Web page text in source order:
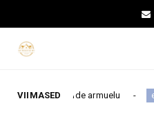
VIIMASED
nende armuelu